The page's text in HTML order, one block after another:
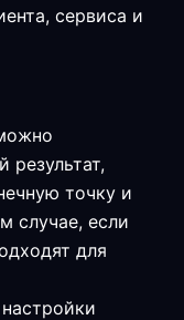
сервиса и
результат,
точку и
случае, если
для